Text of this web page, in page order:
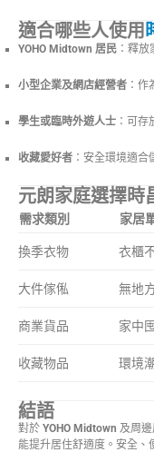
適合哪些人使用
YOHO Midtown 居民 ：釋
小型企業及網店經營者 ：
學生或臨時外遊人士 ：可存
收藏愛好者 ：安全環境適合
元朗家庭選擇時
需求類別 家居
換季衣物 衣櫃
大件傢俬 無地
商業貨品 家中
收藏物品 環境
結語
對於 YOHO Midtown 及周
能提升居住舒適度。安全